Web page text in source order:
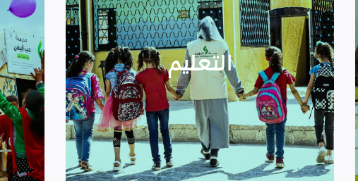
التعليم
التعليم
نهدف إلى توفير مناهج التعليم غير
الرسمي وبرامج التوعية التي
تستهدف الناشئين والأطفال مما
يساهم في تعزيز السلام و دعم
الأطفال المنقطعين عن العملية
التعليمية أو المتأخرين عن المراحل
الدراسية بسبب الصراع القائم.